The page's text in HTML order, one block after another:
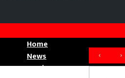
Home
News
Movie News
‹ ›